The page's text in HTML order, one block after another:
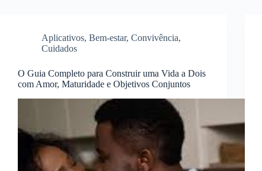
Aplicativos, Bem-estar, Convivência,
Cuidados
O Guia Completo para Construir uma Vida a Dois
com Amor, Maturidade e Objetivos Conjuntos